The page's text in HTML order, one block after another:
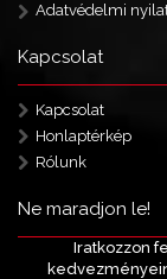
Adatvédelmi
Kapcsolat
Kapcsolat
Honlaptérkép
Rólunk
Ne maradjon le!
Iratkozzon